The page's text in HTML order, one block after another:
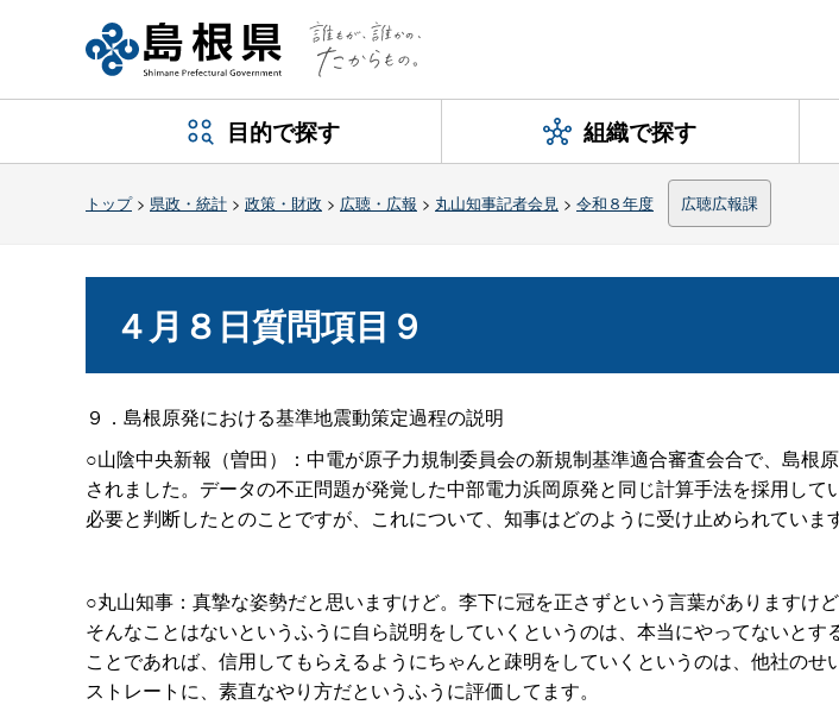
目的で探す 組織で探す
トップ> 県政・統計 > 政策・財政 > 広聴・広報 > 丸山知事記者会見 > 令和８年度 広聴広報課
４月８日質問項目９
９．島根原発における基準地震動策定過程の説明
○山陰中央新報（曽田）：中電が原子力規制委員会の新規制基準適合審査会合で、島
されました。データの不正問題が発覚した中部電力浜岡原発と同じ計算手法を採用し
必要と判断したとのことですが、これについて、知事はどのように受け止められていま
○丸山知事：真摯な姿勢だと思いますけど。李下に冠を正さずという言葉がありますけ
そんなことはないというふうに自ら説明をしていくというのは、本当にやってないと
ことであれば、信用してもらえるようにちゃんと疎明をしていくというのは、他社の
ストレートに、素直なやり方だというふうに評価してます。